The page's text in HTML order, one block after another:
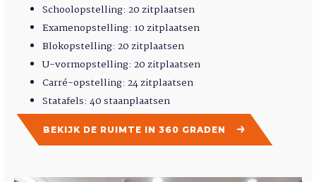
Schoolopstelling: 20 zitplaatsen
Examenopstelling: 10 zitplaatsen
Blokopstelling: 20 zitplaatsen
U-vormopstelling: 20 zitplaatsen
Carré-opstelling: 24 zitplaatsen
Statafels: 40 staanplaatsen
BEKIJK DE RUIMTE IN 360 GRADEN